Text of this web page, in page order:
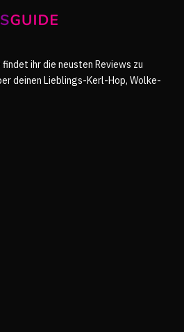
ihr die neusten Reviews zu
deinen Lieblings-Kerl-Hop, Wolke-